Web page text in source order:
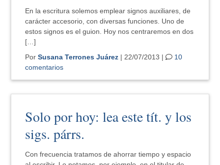
En la escritura solemos emplear signos auxiliares, de
carácter accesorio, con diversas funciones. Uno de
estos signos es el guion. Hoy nos centraremos en dos
[…]
PorSusana Terrones Juárez | 22/07/2013 |
10
comentarios
Solo por hoy: lea este tít. y los
sigs. párrs.
Con frecuencia tratamos de ahorrar tiempo y espacio